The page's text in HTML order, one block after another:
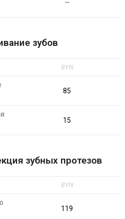
—
зубов
BYN
85
15
зубных протезов
BYN
119